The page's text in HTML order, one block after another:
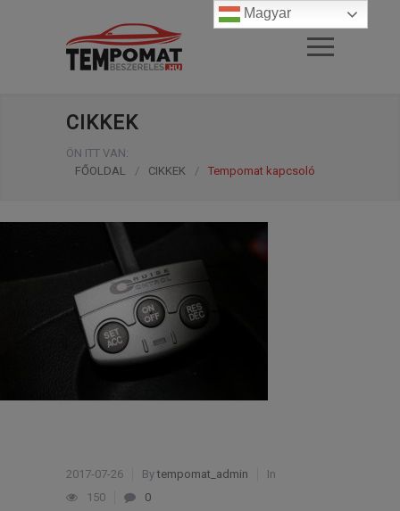
CIKKEK
ÖN ITT VAN:
FŐOLDAL
/ CIKKEK / Tempomat kapcsoló
2017-07-26 Bytempomat_admin
In
150
0
Magyar